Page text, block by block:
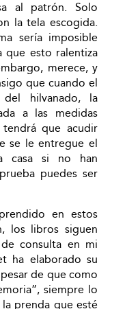
al patrón. Solo
la tela escogida.
sería imposible
que esto ralentiza
merece, y
que cuando el
hilvanado, la
a las medidas
que acudir
se le entregue el
casa si no han
puedes ser
en estos
los libros siguen
consulta en mi
ha elaborado su
de que como
siempre lo
prenda que esté